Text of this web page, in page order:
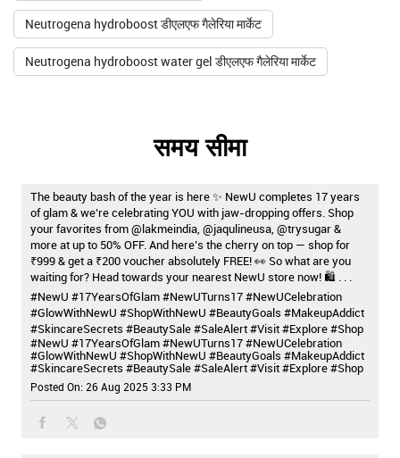
Neutrogena hydroboost डीएलएफ गैलेरिया मार्केट
Neutrogena hydroboost water gel डीएलएफ गैलेरिया मार्केट
समय सीमा
The beauty bash of the year is here ✨ NewU completes 17 years
of glam & we’re celebrating YOU with jaw-dropping offers. Shop
your favorites from @lakmeindia, @jaqulineusa, @trysugar &
more at up to 50% OFF. And here’s the cherry on top — shop for
₹999 & get a ₹200 voucher absolutely FREE! 👀 So what are you
waiting for? Head towards your nearest NewU store now! 🛍️ . . .
#NewU #17YearsOfGlam #NewUTurns17 #NewUCelebration
#GlowWithNewU #ShopWithNewU #BeautyGoals #MakeupAddict
#SkincareSecrets #BeautySale #SaleAlert #Visit #Explore #Shop
#NewU #17YearsOfGlam#NewUTurns17#NewUCelebration
#GlowWithNewU #ShopWithNewU #BeautyGoals #MakeupAddict
#SkincareSecrets #BeautySale#SaleAlert#Visit#Explore#Shop
Posted On: 26 Aug 2025 3:33 PM